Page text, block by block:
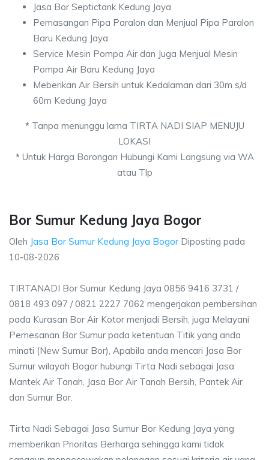
Jasa Bor Septictank Kedung Jaya
Pemasangan Pipa Paralon dan Menjual Pipa Paralon
Baru Kedung Jaya
Service Mesin Pompa Air dan Juga Menjual Mesin
Pompa Air Baru Kedung Jaya
Meberikan Air Bersih untuk Kedalaman dari 30m s/d
60m Kedung Jaya
*Tanpa menunggu lama TIRTA NADI SIAP MENUJU
LOKASI
*Untuk Harga Borongan Hubungi Kami Langsung via WA
atau Tlp
Bor Sumur Kedung Jaya Bogor
Oleh Jasa Bor Sumur Kedung Jaya Bogor Diposting pada
10-08-2026
TIRTANADI Bor Sumur Kedung Jaya 0856 9416 3731 /
0818 493 097 / 0821 2227 7062 mengerjakan pembersihan
pada Kurasan Bor Air Kotor menjadi Bersih, juga Melayani
Pemesanan Bor Sumur pada ketentuan Titik yang anda
minati (New Sumur Bor), Apabila anda mencari Jasa Bor
Sumur wilayah Bogor hubungi Tirta Nadi sebagai Jasa
Mantek Air Tanah, Jasa Bor Air Tanah Bersih, Pantek Air
dan Sumur Bor.
Tirta Nadi Sebagai Jasa Sumur Bor Kedung Jaya yang
memberikan Prioritas Berharga sehingga kami tidak